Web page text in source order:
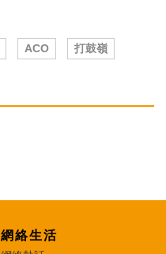
ACO 打鼓嶺
網絡生活